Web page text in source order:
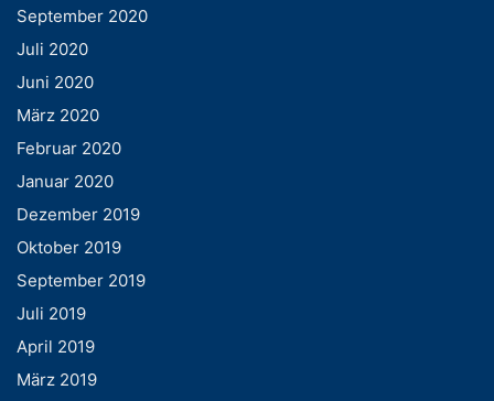
September 2020
Juli 2020
Juni 2020
März 2020
Februar 2020
Januar 2020
Dezember 2019
Oktober 2019
September 2019
Juli 2019
April 2019
März 2019